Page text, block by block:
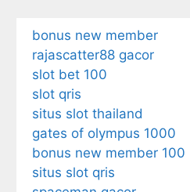
bonus new member
rajascatter88 gacor
slot bet 100
slot qris
situs slot thailand
gates of olympus 1000
bonus new member 100
situs slot qris